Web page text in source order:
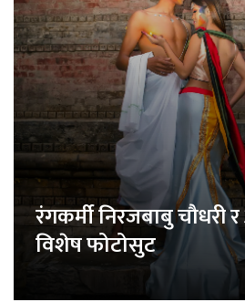
रंगकर्मी निरजबाबु चौधरी
विशेष फोटोसुट